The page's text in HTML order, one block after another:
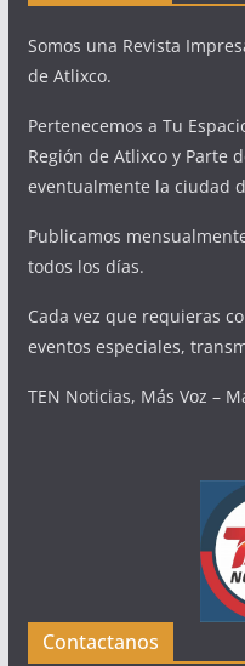
Somos una Revista
de Atlixco.
Pertenecemos a Tu
Región de Atlixco y Parte
eventualmente la ciudad
Publicamos
todos los días.
Cada vez que requieras
eventos especiales,
TEN Noticias, Más Voz –
Contactanos